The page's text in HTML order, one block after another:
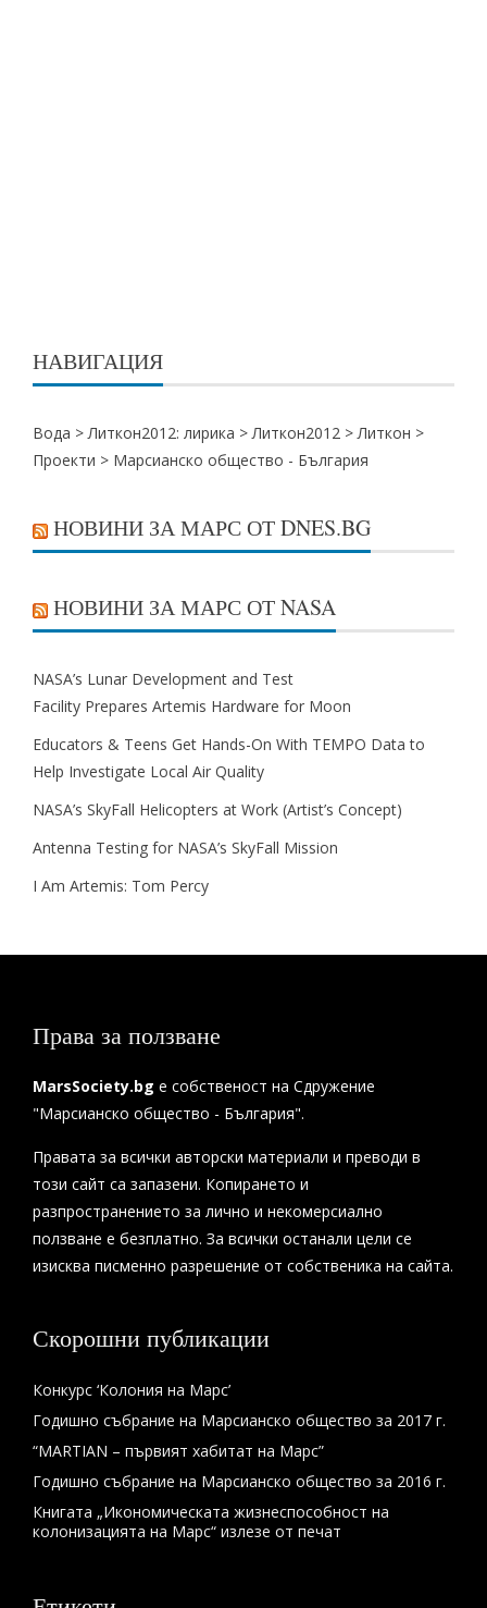
НАВИГАЦИЯ
Вода >Литкон2012: лирика >Литкон2012 >Литкон >
Проекти > Марсианско общество - България
НОВИНИ ЗА МАРС ОТ DNES.BG
НОВИНИ ЗА МАРС ОТ NASA
NASA’s Lunar Development and Test
Facility Prepares Artemis Hardware for Moon
Educators & Teens Get Hands-On With TEMPO Data to
Help Investigate Local Air Quality
NASA’s SkyFall Helicopters at Work (Artist’s Concept)
Antenna Testing for NASA’s SkyFall Mission
I Am Artemis: Tom Percy
Права за ползване
MarsSociety.bg е собственост на Сдружение
"Марсианско общество - България".
Правата за всички авторски материали и преводи в
този сайт са запазени. Копирането и
разпространението за лично и некомерсиално
ползване е безплатно. За всички останали цели се
изисква писменно разрешение от собственика на сайта.
Скорошни публикации
Конкурс ‘Колония на Марс’
Годишно събрание на Марсианско общество за 2017 г.
“MARTIAN – първият хабитат на Марс”
Годишно събрание на Марсианско общество за 2016 г.
Книгата „Икономическата жизнеспособност на
колонизацията на Марс“ излезе от печат